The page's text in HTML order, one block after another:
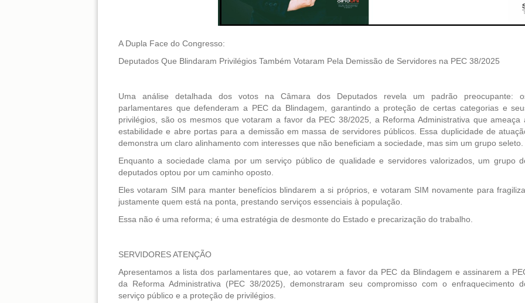
A Dupla Face do Congresso:
Deputados Que Blindaram Privilégios Também Votaram Pela Demissão de Servidores na PEC 38/2025
Uma análise detalhada dos votos na Câmara dos Deputados revela um padrão preocupante:
parlamentares que defenderam a PEC da Blindagem, garantindo a proteção de certas categorias e
privilégios, são os mesmos que votaram a favor da PEC 38/2025, a Reforma Administrativa que ameaça
estabilidade e abre portas para a demissão em massa de servidores públicos. Essa duplicidade de
demonstra um claro alinhamento com interesses que não beneficiam a sociedade, mas sim um grupo seleto.
Enquanto a sociedade clama por um serviço público de qualidade e servidores valorizados, um grupo
deputados optou por um caminho oposto.
Eles votaram SIM para manter benefícios blindarem a si próprios, e votaram SIM novamente para
justamente quem está na ponta, prestando serviços essenciais à população.
Essa não é uma reforma; é uma estratégia de desmonte do Estado e precarização do trabalho.
SERVIDORES ATENÇÃO
Apresentamos a lista dos parlamentares que, ao votarem a favor da PEC da Blindagem e assinarem a
da Reforma Administrativa (PEC 38/2025), demonstraram seu compromisso com o enfraquecimento
serviço público e a proteção de privilégios.